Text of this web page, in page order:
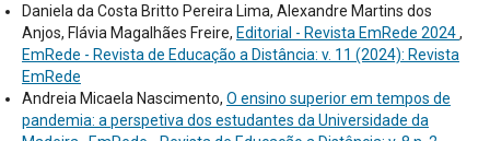
Daniela da Costa Britto Pereira Lima, Alexandre Martins dos
Anjos, Flávia Magalhães Freire, Editorial - Revista EmRede 2024,
EmRede - Revista de Educação a Distância: v. 11 (2024): Revista
EmRede
Andreia Micaela Nascimento, O ensino superior em tempos de
pandemia: a perspetiva dos estudantes da Universidade da